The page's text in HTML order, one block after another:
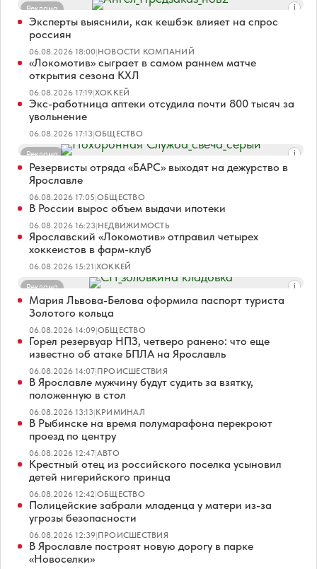
Реклама
Эксперты выяснили, как кешбэк влияет на спрос
россиян
06.08.2026 18:00|НОВОСТИ КОМПАНИЙ
«Локомотив» сыграет в самом раннем матче
открытия сезона КХЛ
06.08.2026 17:19|ХОККЕЙ
Экс-работница аптеки отсудила почти 800 тысяч за
увольнение
06.08.2026 17:13|ОБЩЕСТВО
Реклама
Резервисты отряда «БАРС» выходят на дежурство в
Ярославле
06.08.2026 17:05|ОБЩЕСТВО
В России вырос объем выдачи ипотеки
06.08.2026 16:23|НЕДВИЖИМОСТЬ
Ярославский «Локомотив» отправил четырех
хоккеистов в фарм-клуб
06.08.2026 15:21|ХОККЕЙ
Реклама
Мария Львова-Белова оформила паспорт туриста
Золотого кольца
06.08.2026 14:09|ОБЩЕСТВО
Горел резервуар НПЗ, четверо ранено: что еще
известно об атаке БПЛА на Ярославль
06.08.2026 14:07|ПРОИСШЕСТВИЯ
В Ярославле мужчину будут судить за взятку,
положенную в стол
06.08.2026 13:13|КРИМИНАЛ
В Рыбинске на время полумарафона перекроют
проезд по центру
06.08.2026 12:47|АВТО
Крестный отец из российского поселка усыновил
детей нигерийского принца
06.08.2026 12:42|ОБЩЕСТВО
Полицейские забрали младенца у матери из-за
угрозы безопасности
06.08.2026 12:39|ПРОИСШЕСТВИЯ
В Ярославле построят новую дорогу в парке
«Новоселки»